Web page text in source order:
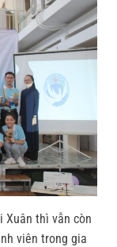
Xuân thì vẫn còn
viên trong gia